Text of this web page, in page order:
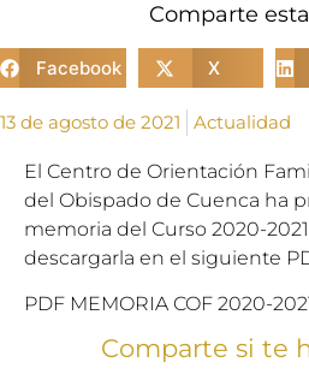
Comparte
Facebook X
13 de agosto de 2021 Actualidad
El Centro de Orientación
del Obispado de Cuenca ha
memoria del Curso 2020-
descargarla en el siguiente
PDF MEMORIA COF 2020-
Comparte si te